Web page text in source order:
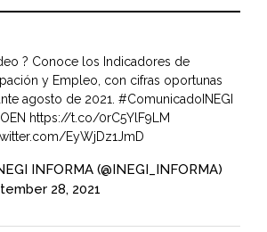
?️ Conoce los Indicadores de
y Empleo, con cifras oportunas
agosto de 2021. #ComunicadoINEGI
https://t.co/0rC5YlF9LM
EyWjDz1JmD
INFORMA (@INEGI_INFORMA)
28, 2021